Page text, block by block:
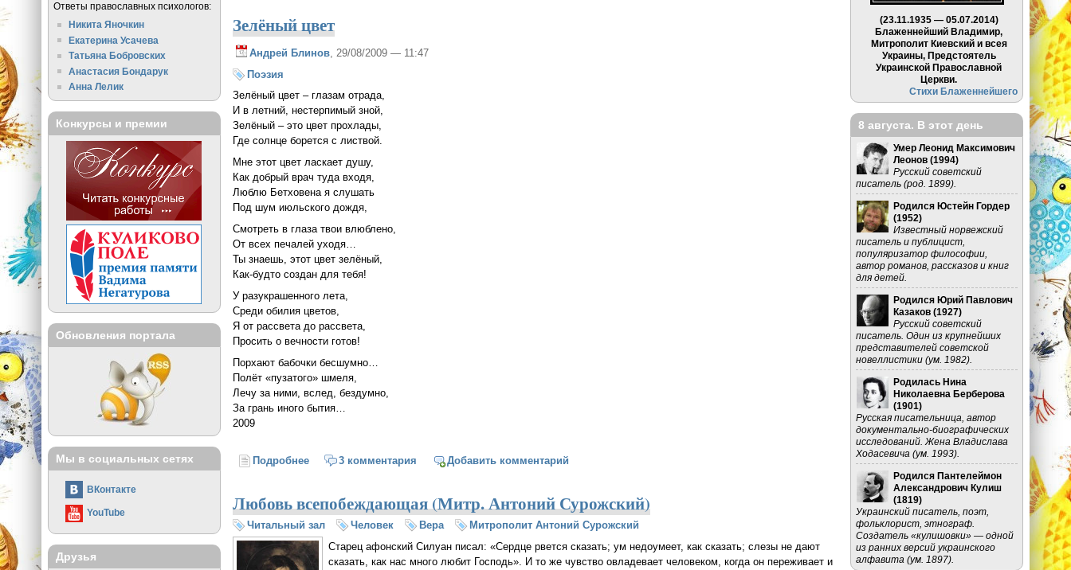
Зелёный цвет
Андрей Блинов , 29/08/2009 — 11:47
Поэзия
Зелёный цвет – глазам отрада,
И в летний, нестерпимый зной,
Зелёный – это цвет прохлады,
Где солнце борется с листвой.
Мне этот цвет ласкает душу,
Как добрый врач туда входя,
Люблю Бетховена я слушать
Под шум июльского дождя,
Смотреть в глаза твои влюблено,
От всех печалей уходя…
Ты знаешь, этот цвет зелёный,
Как-будто создан для тебя!
У разукрашенного лета,
Среди обилия цветов,
Я от рассвета до рассвета,
Просить о вечности готов!
Порхают бабочки бесшумно…
Полёт «пузатого» шмеля,
Лечу за ними, вслед, бездумно,
За грань иного бытия…
2009
Подробнеео Зелёный цвет
3 комментария Добавить комментарий
Любовь всепобеждающая (Митр. Антоний Сурожский)
Читальный зал Человек Вера
Митрополит Антоний Сурожский
Старец афонский Силуан писал: «Сердце рвется сказать; ум недоумеет, как сказать; слезы не дают
сказать, как нас много любит Господь». И то же чувство овладевает человеком, когда он переживает и
Ответы православных психологов:
Никита Яночкин
Екатерина Усачева
Татьяна Бобровских
Анастасия Бондарук
Анна Лелик
Конкурсы и премии
Обновления портала
Мы в социальных сетях
ВКонтакте
YouTube
Друзья
(23.11.1935 — 05.07.2014)
Блаженнейший Владимир,
Митрополит Киевский и всея
Украины, Предстоятель
Украинской Православной
Церкви.
Стихи Блаженнейшего
8 августа. В этот день
Умер Леонид Максимович
Леонов (1994)
Русский советский
писатель (род. 1899).
Родился Юстейн Гордер
(1952)
Известный норвежский
писатель и публицист,
популяризатор философии,
автор романов, рассказов и книг
для детей.
Родился Юрий Павлович
Казаков (1927)
Русский советский
писатель. Один из крупнейших
представителей советской
новеллистики (ум. 1982).
Родилась Нина
Николаевна Берберова
(1901)
Русская писательница, автор
документально-биографических
исследований. Жена Владислава
Ходасевича (ум. 1993).
Родился Пантелеймон
Александрович Кулиш
(1819)
Украинский писатель, поэт,
фольклорист, этнограф.
Создатель «кулишовки» — одной
из ранних версий украинского
алфавита (ум. 1897).